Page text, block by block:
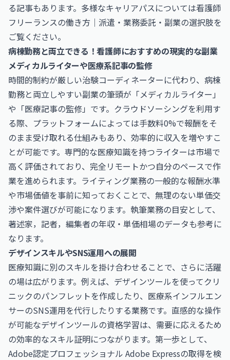
る記事もあります。多様なキャリアパスについては看護師
フリーランスの働き方｜派遣・業務委託・副業の選択肢を
ご覧ください。
病棟勤務と両立できる！看護師におすすめの現実的な副業
メディカルライターや医療系記事の監修
時間的制約が厳しい治験コーディネーターに代わり、病棟
勤務と両立しやすい副業の筆頭が「メディカルライター」
や「医療記事の監修」です。クラウドソーシングを利用す
る際、プラットフォームによっては手数料0%で報酬をそ
のまま受け取れる仕組みもあり、効率的に収入を増やすこ
とが可能です。専門的な医療知識を持つライターは市場で
高く評価されており、完全リモートかつ自分のペースで作
業を進められます。ライティング業務の一般的な報酬水準
や市場価値を事前に知っておくことで、無理のない単価交
渉や案件選びが可能になります。執筆業務の目安として、
著述家，記者，編集者の年収・単価相場のデータも参考に
なります。
デザインスキルやSNS運用への展開
医療知識に別のスキルを掛け合わせることで、さらに活躍
の場は広がります。例えば、デザインツールを使ってクリ
ニックのパンフレットを作成したり、医療系インフルエン
サーのSNS運用を代行したりする業務です。直感的な操作
が可能なデザインツールの資格学習は、需要に応えるため
の効率的なスキル証明につながります。第一歩として、
Adobe認定プロフェッショナル Adobe Expressの取得を検